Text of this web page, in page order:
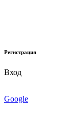
Регистрация
Вход
Google